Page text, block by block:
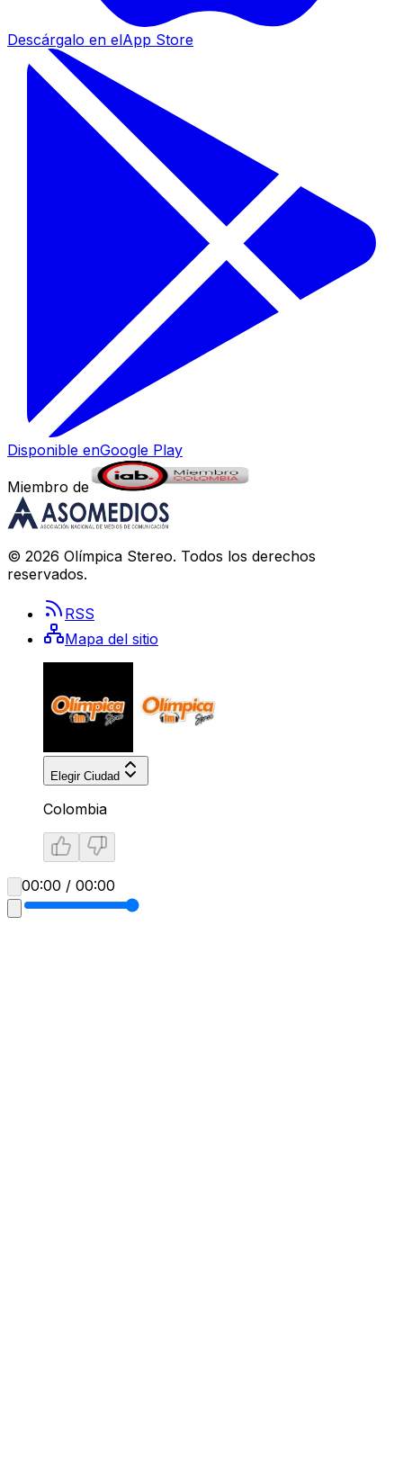
Descárgalo en elApp Store
Disponible enGoogle Play
Miembro de
© 2026 Olímpica Stereo. Todos los derechos
reservados.
RSS
Mapa del sitio
Elegir Ciudad
Colombia
00:00 / 00:00